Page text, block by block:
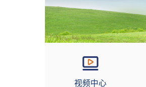
视频中心